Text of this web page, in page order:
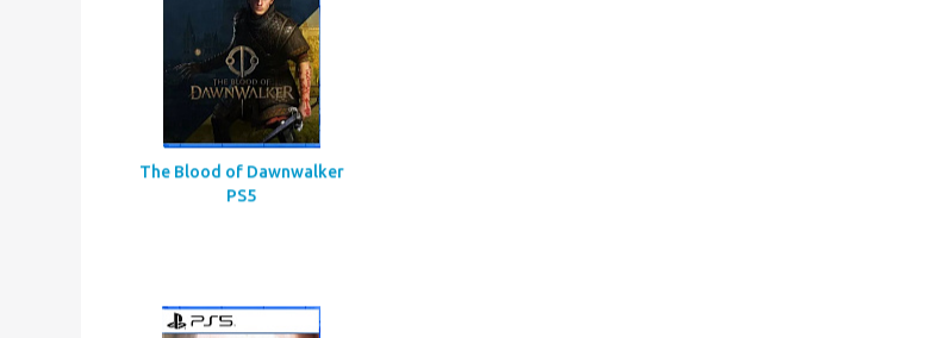
The Blood of Dawnwalker
PS5